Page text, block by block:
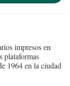
impresos en
plataformas
1964 en la ciudad